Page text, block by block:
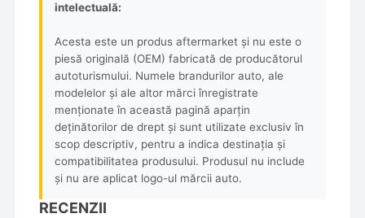
intelectuală:
Acesta este un produs aftermarket și nu este o
piesă originală (OEM) fabricată de producătorul
autoturismului. Numele brandurilor auto, ale
modelelor și ale altor mărci înregistrate
menționate în această pagină aparțin
deținătorilor de drept și sunt utilizate exclusiv în
scop descriptiv, pentru a indica destinația și
compatibilitatea produsului. Produsul nu include
și nu are aplicat logo-ul mărcii auto.
RECENZII